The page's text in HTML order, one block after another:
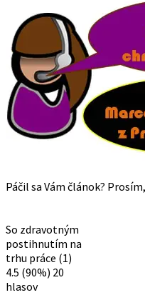
Páčil sa Vám článok?
So zdravotným
postihnutím na
trhu práce (1)
4.5 (90%) 20
hlasov